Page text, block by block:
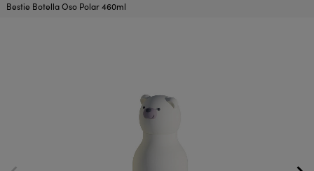
Bestie Botella Oso Polar 460ml